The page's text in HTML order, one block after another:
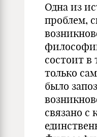
Одна из
проблем,
состоит в
только
было
связано с